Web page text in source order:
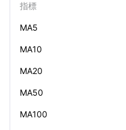
指標
MA5
MA10
MA20
MA50
MA100